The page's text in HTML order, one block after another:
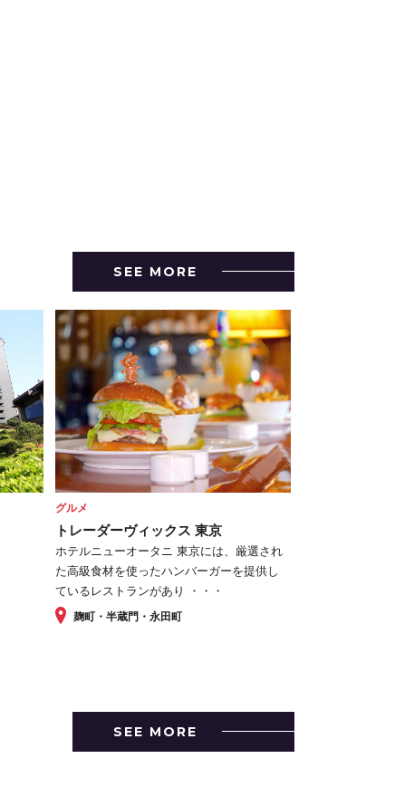
グルメ
トレーダーヴィックス 東京
ホテルニューオータニ 東京には、厳選され
た高級食材を使ったハンバーガーを提供し
ているレストランがあり ・・・
麹町・半蔵門・永田町
SEE MORE
SEE MORE